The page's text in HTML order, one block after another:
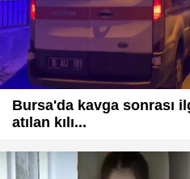
Bursa'da kavga sonrası
atılan kılı...